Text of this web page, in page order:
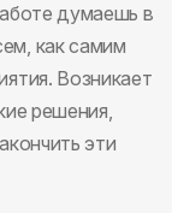
думаешь в
как самим
Возникает
решения,
эти